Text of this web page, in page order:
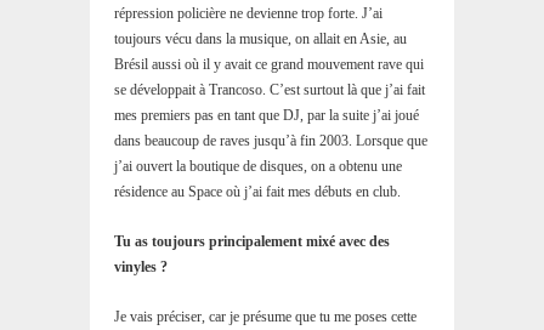
répression policière ne devienne trop forte. J’ai
toujours vécu dans la musique, on allait en Asie, au
Brésil aussi où il y avait ce grand mouvement rave qui
se développait à Trancoso. C’est surtout là que j’ai fait
mes premiers pas en tant que DJ, par la suite j’ai joué
dans beaucoup de raves jusqu’à fin 2003. Lorsque que
j’ai ouvert la boutique de disques, on a obtenu une
résidence au Space où j’ai fait mes débuts en club.
Tu as toujours principalement mixé avec des
vinyles ?
Je vais préciser, car je présume que tu me poses cette